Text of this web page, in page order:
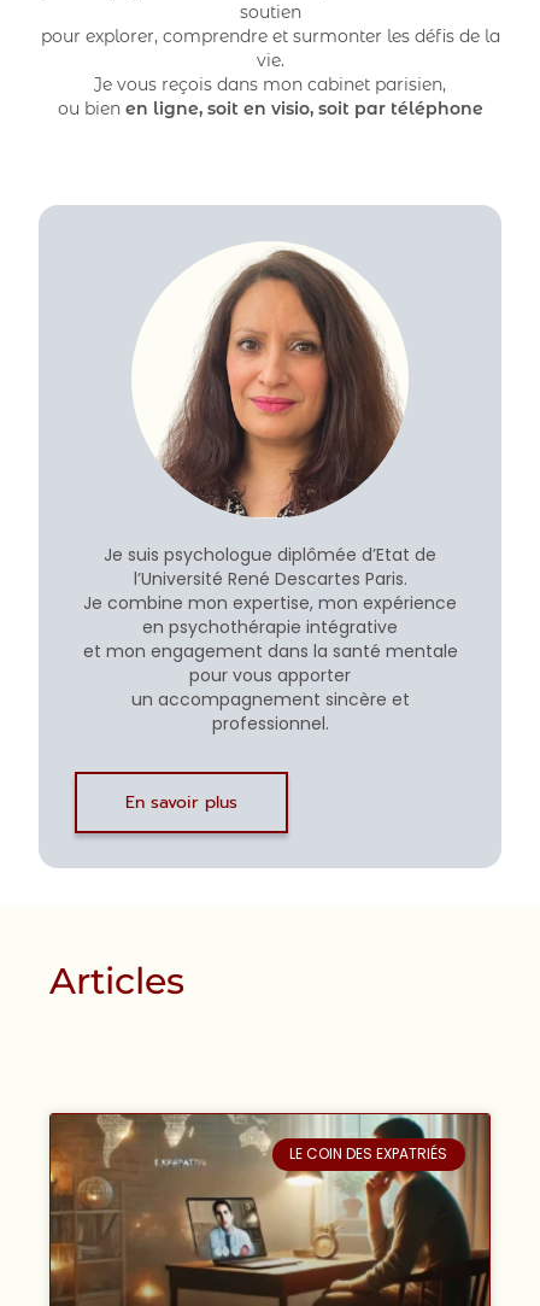
soutien
pour explorer, comprendre et surmonter les défis de la
vie.
Je vous reçois dans mon cabinet parisien,
ou bien en ligne, soit en visio, soit par téléphone
Je suis psychologue diplômée d’Etat de
l’Université René Descartes Paris.
Je combine mon expertise, mon expérience
en psychothérapie intégrative
et mon engagement dans la santé mentale
pour vous apporter
un accompagnement sincère et
professionnel.
En savoir plus
Articles
LE COIN DES EXPATRIÉS